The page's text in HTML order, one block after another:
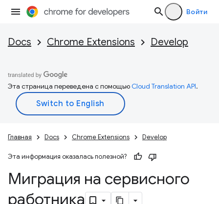
Войти
Docs Chrome Extensions Develop
Эта страница переведена с помощьюCloud Translation API.
Главная Docs Chrome Extensions Develop
Эта информация оказалась полезной?
Миграция на сервисного
работника